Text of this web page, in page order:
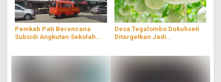
Pemkab Pati Berencana
Subsidi Angkutan Sekolah
Desa Tegalombo Dukuhseti
Ditargetkan Jadi